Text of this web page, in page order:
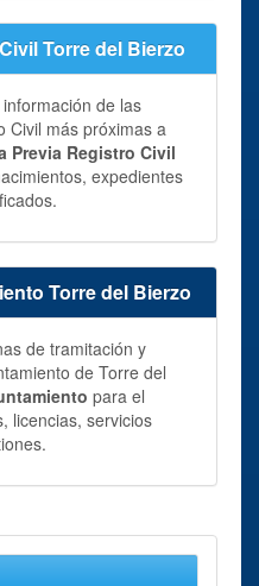
Torre del Bierzo
de las
Civil más próximas a
Previa Registro Civil
expedientes
Torre del Bierzo
de tramitación y
de Torre del
para el
licencias, servicios